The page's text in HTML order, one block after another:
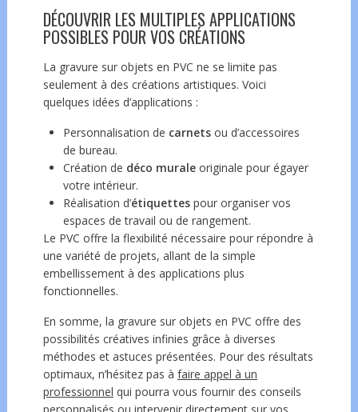
DÉCOUVRIR LES MULTIPLES APPLICATIONS
POSSIBLES POUR VOS CRÉATIONS
La gravure sur objets en PVC ne se limite pas
seulement à des créations artistiques. Voici
quelques idées d’applications :
Personnalisation de carnetsou d’accessoires
de bureau.
Création de déco muraleoriginale pour égayer
votre intérieur.
Réalisation d’étiquettespour organiser vos
espaces de travail ou de rangement.
Le PVC offre la flexibilité nécessaire pour répondre à
une variété de projets, allant de la simple
embellissement à des applications plus
fonctionnelles.
En somme, la gravure sur objets en PVC offre des
possibilités créatives infinies grâce à diverses
méthodes et astuces présentées. Pour des résultats
optimaux, n’hésitez pas à faire appel à un
professionnel qui pourra vous fournir des conseils